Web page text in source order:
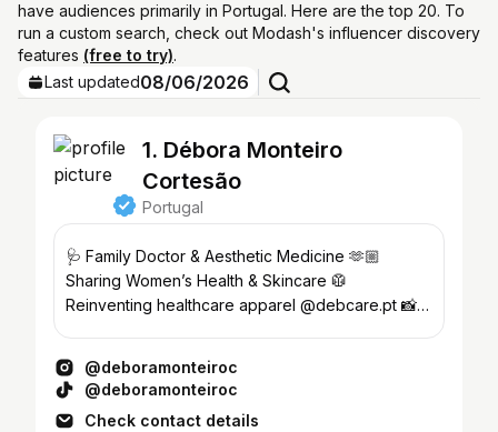
have audiences primarily in Portugal. Here are the top 20. To
run a custom search, check out Modash's influencer discovery
features (free to try).
Last updated08/06/2026
1. Débora Monteiro
Cortesão
Portugal
🩺 Family Doctor & Aesthetic Medicine 🫶🏼
Sharing Women’s Health & Skincare 🥼
Reinventing healthcare apparel @debcare.pt 📸
@deboramonteiroc
@deboramonteiroc
Check contact details